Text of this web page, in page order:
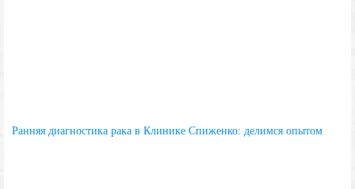
Ранняя диагностика рака в Клинике Спиженко: делимся опытом